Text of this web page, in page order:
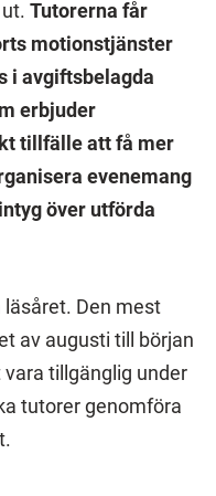
Tutorerna får
motionstjänster
i avgiftsbelagda
erbjuder
tillfälle att få mer
evenemang
över utförda
Den mest
av augusti till början
tillgänglig under
tutorer genomföra